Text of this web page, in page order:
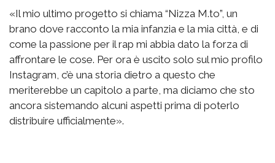
«Il mio ultimo progetto si chiama “Nizza M.to”, un
brano dove racconto la mia infanzia e la mia città, e di
come la passione per il rap mi abbia dato la forza di
affrontare le cose. Per ora è uscito solo sul mio profilo
Instagram, c’è una storia dietro a questo che
meriterebbe un capitolo a parte, ma diciamo che sto
ancora sistemando alcuni aspetti prima di poterlo
distribuire ufficialmente».